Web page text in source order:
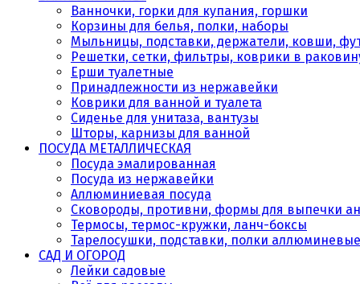
Ванночки, горки для купания, горшки
Корзины для белья, полки, наборы
Мыльницы, подставки, держатели, ковши,
Решетки, сетки, фильтры, коврики в
Ерши туалетные
Принадлежности из нержавейки
Коврики для ванной и туалета
Сиденье для унитаза, вантузы
Шторы, карнизы для ванной
ПОСУДА МЕТАЛЛИЧЕСКАЯ
Посуда эмалированная
Посуда из нержавейки
Аллюминиевая посуда
Сковороды, противни, формы для выпечки
Термосы, термос-кружки, ланч-боксы
Тарелосушки, подставки, полки аллюминевые
САД И ОГОРОД
Лейки садовые